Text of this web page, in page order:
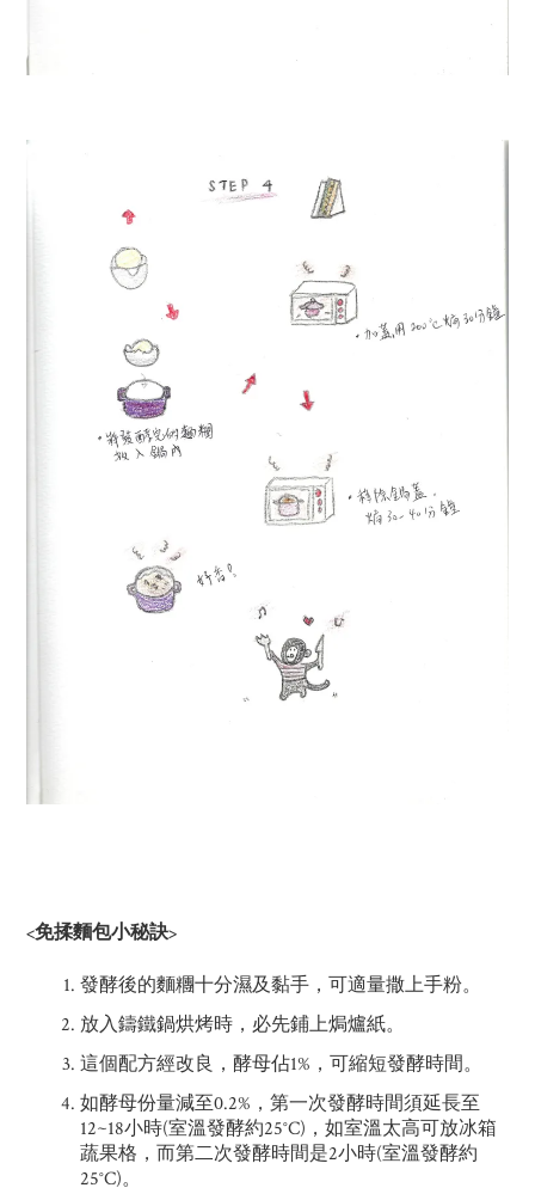
<免揉麵包小秘訣>
發酵後的麵糰十分濕及黏手，可適量撒上手粉。
放入鑄鐵鍋烘烤時，必先鋪上焗爐紙。
這個配方經改良，酵母佔1%，可縮短發酵時間。
如酵母份量減至0.2%，第一次發酵時間須延長至
12~18小時(室溫發酵約25°C)，如室溫太高可放冰箱
蔬果格，而第二次發酵時間是2小時(室溫發酵約
25°C)。